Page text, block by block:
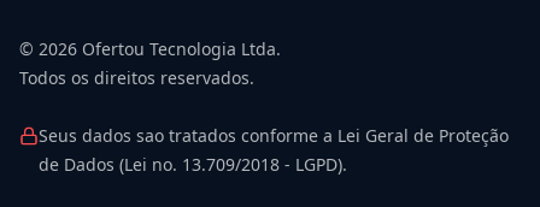
© 2026 Ofertou Tecnologia Ltda.
Todos os direitos reservados.
Seus dados sao tratados conforme a Lei Geral de Proteção
de Dados (Lei no. 13.709/2018 - LGPD).